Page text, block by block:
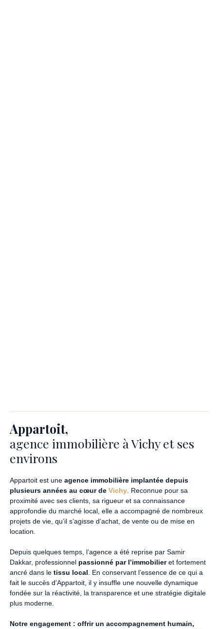
Appartoit,
agence immobilière à Vichy et ses
environs
Appartoit est une agence immobilière implantée depuis
plusieurs années au cœur de Vichy . Reconnue pour sa
proximité avec ses clients, sa rigueur et sa connaissance
approfondie du marché local, elle a accompagné de nombreux
projets de vie, qu’il s’agisse d’achat, de vente ou de mise en
location.
Depuis quelques temps, l’agence a été reprise par Samir
Dakkar, professionnel passionné par l’immobilieret fortement
ancré dans le tissu local . En conservant l’essence de ce qui a
fait le succès d’Appartoit, il y insuffle une nouvelle dynamique
fondée sur la réactivité, la transparence et une stratégie digitale
plus moderne.
Notre engagement : offrir un accompagnement humain,